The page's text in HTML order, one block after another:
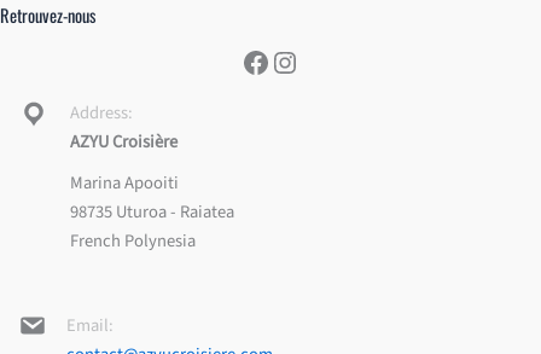
Retrouvez-nous
Facebook
Instagram
Address:
AZYU Croisière
Marina Apooiti
98735 Uturoa - Raiatea
French Polynesia
Email: